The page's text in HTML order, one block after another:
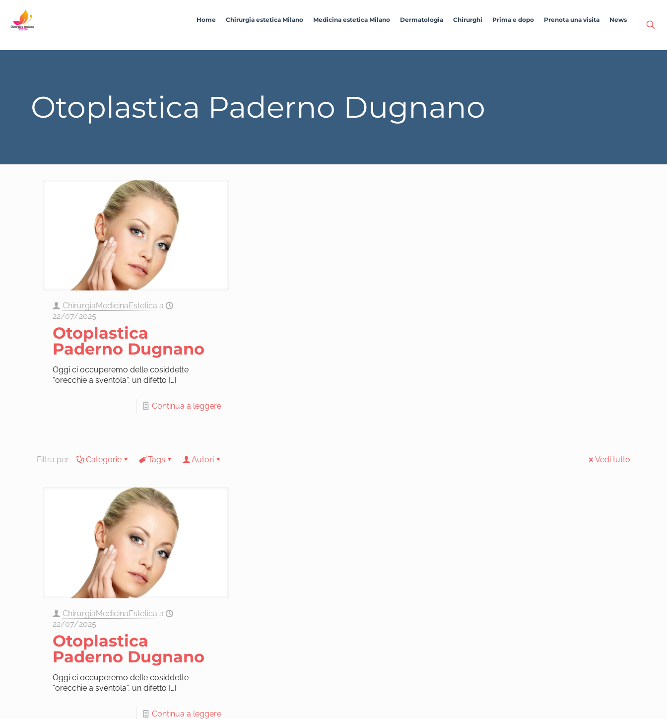
Home Chirurgia estetica Milano Medicina estetica Milano Dermatologia Chirurghi Prima e dopo Prenota una visita News
Otoplastica Paderno Dugnano
ChirurgiaMedicinaEstetica a
22/07/2025
Otoplastica
Paderno Dugnano
Oggi ci occuperemo delle cosiddette
“orecchie a sventola“, un difetto […]
Continua a leggere
Filtra per Categorie Tags Autori Vedi tutto
ChirurgiaMedicinaEstetica a
22/07/2025
Otoplastica
Paderno Dugnano
Oggi ci occuperemo delle cosiddette
“orecchie a sventola“, un difetto […]
Continua a leggere